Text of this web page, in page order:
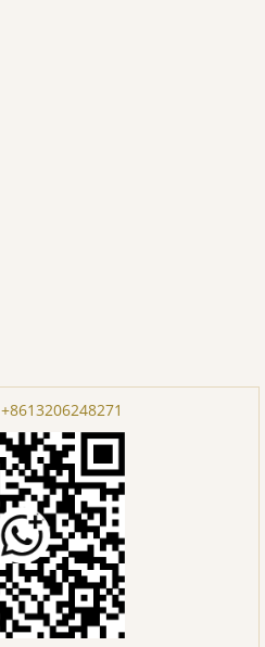
+8613206248271